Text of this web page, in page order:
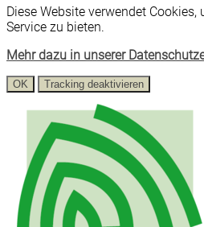
Diese Website verwendet
Service zu bieten.
Mehr dazu in unserer
OK Tracking deaktivieren